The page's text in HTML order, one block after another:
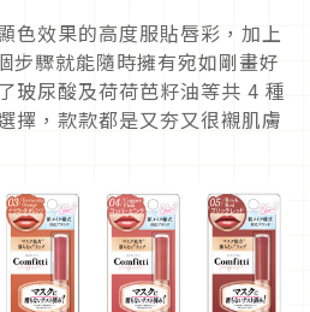
色效果的高度服貼唇彩，加上
步驟就能隨時擁有宛如剛畫好
玻尿酸及荷荷芭籽油等共 4 種
擇，款款都是又夯又很襯肌膚